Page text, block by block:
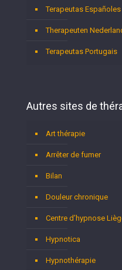
Terapeutas Españoles
Therapeuten
Terapeutas Portugais
Autres sites de
Art thérapie
Arrêter de fumer
Bilan
Douleur chronique
Centre d’hypnose
Hypnotica
Hypnothérapie